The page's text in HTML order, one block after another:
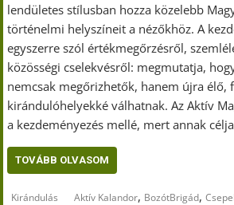
lendületes stílusban hozza közelebb
történelmi helyszíneit a nézőkhöz. A
egyszerre szól értékmegőrzésről,
közösségi cselekvésről: megmutatja,
nemcsak megőrizhetők, hanem újra élő,
kirándulóhelyekké válhatnak. Az Aktív
a kezdeményezés mellé, mert annak
TOVÁBB OLVASOM
Kirándulás Aktív Kalandor, BozótBrigád,